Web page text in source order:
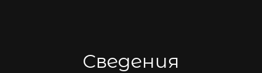
Сведения